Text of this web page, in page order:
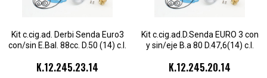
Kit c.cig.ad. Derbi Senda Euro3
con/sin E.Bal. 88cc. D.50 (14) c.l.
K.12.245.23.14
Kit c.cig.ad.D.Senda EURO 3 con
y sin/eje B.a 80 D.47,6(14) c.l.
K.12.245.20.14